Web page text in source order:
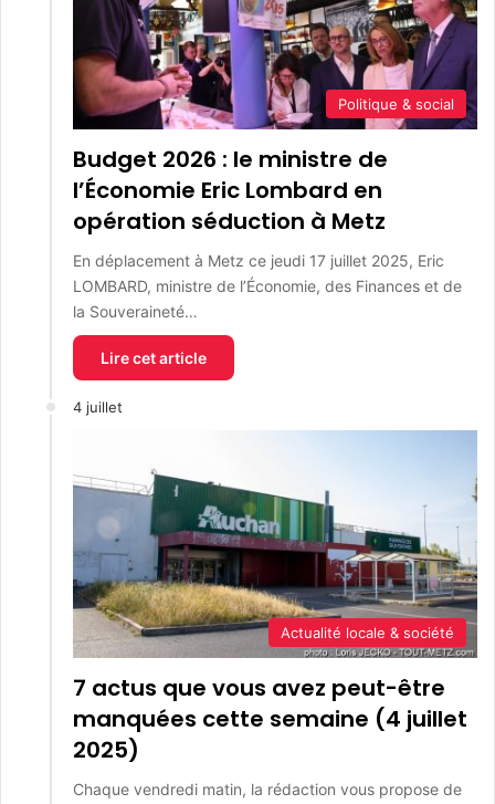
Politique & social
Budget 2026 : le ministre de
l’Économie Eric Lombard en
opération séduction à Metz
En déplacement à Metz ce jeudi 17 juillet 2025, Eric
LOMBARD, ministre de l’Économie, des Finances et de
la Souveraineté…
Lire cet article
4 juillet
Actualité locale & société
7 actus que vous avez peut-être
manquées cette semaine (4 juillet
2025)
Chaque vendredi matin, la rédaction vous propose de